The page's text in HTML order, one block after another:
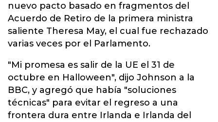
nuevo pacto basado en fragmentos del
Acuerdo de Retiro de la primera ministra
saliente Theresa May, el cual fue rechazado
varias veces por el Parlamento.
"Mi promesa es salir de la UE el 31 de
octubre en Halloween", dijo Johnson a la
BBC, y agregó que había "soluciones
técnicas" para evitar el regreso a una
frontera dura entre Irlanda e Irlanda del